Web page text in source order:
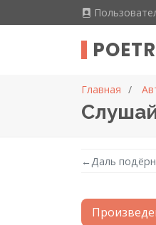
Главная
← Даль